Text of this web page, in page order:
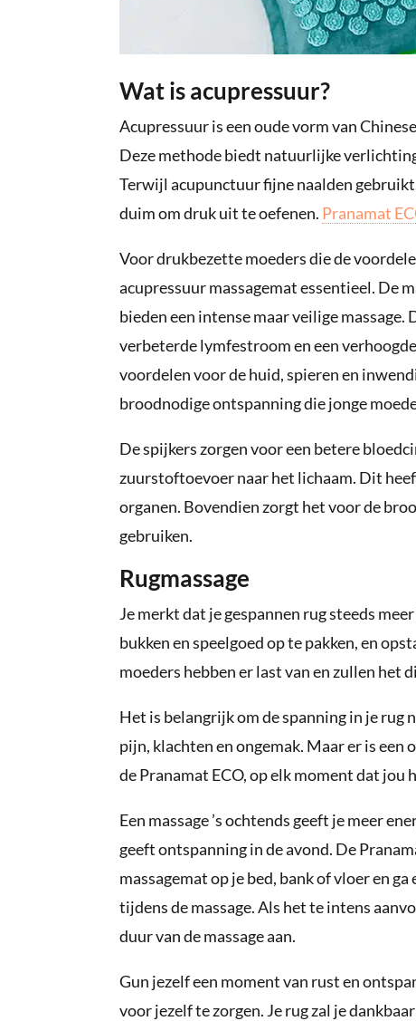
Wat is acupressuur?
Acupressuur is een oude vorm van
Deze methode biedt natuurlijke
Terwijl acupunctuur fijne naalden
duim om druk uit te oefenen. Pranamat
Voor drukbezette moeders die de
acupressuur massagemat essentieel. De
bieden een intense maar veilige
verbeterde lymfestroom en een
voordelen voor de huid, spieren en
broodnodige ontspanning die jonge
De spijkers zorgen voor een betere
zuurstoftoevoer naar het lichaam. Dit
organen. Bovendien zorgt het voor de
gebruiken.
Rugmassage
Je merkt dat je gespannen rug steeds
bukken en speelgoed op te pakken, en
moeders hebben er last van en zullen het
Het is belangrijk om de spanning in je rug
pijn, klachten en ongemak. Maar er is een
de Pranamat ECO, op elk moment dat jou
Een massage ’s ochtends geeft je meer
geeft ontspanning in de avond. De
massagemat op je bed, bank of vloer en
tijdens de massage. Als het te intens
duur van de massage aan.
Gun jezelf een moment van rust en
voor jezelf te zorgen. Je rug zal je